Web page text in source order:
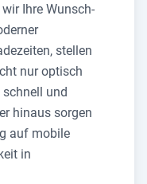
Ihre Wunsch-
stellen
nur optisch
und
hinaus sorgen
auf mobile
in